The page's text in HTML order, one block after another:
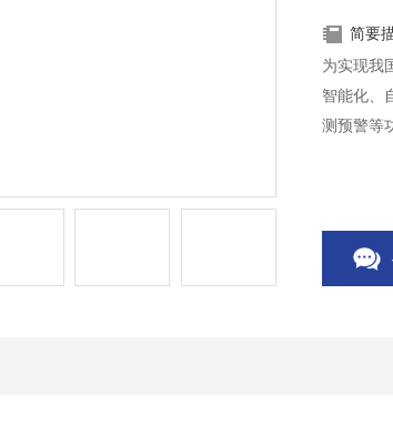
简要
为实现我
智能化、
测预警等